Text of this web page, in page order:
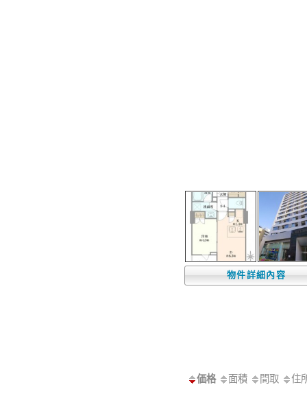
物件詳細內容
価格 面積 間取 住